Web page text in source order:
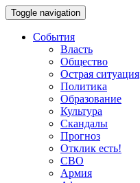
Toggle navigation
События
Власть
Общество
Острая ситуация
Политика
Образование
Культура
Скандалы
Прогноз
Отклик есть!
СВО
Армия